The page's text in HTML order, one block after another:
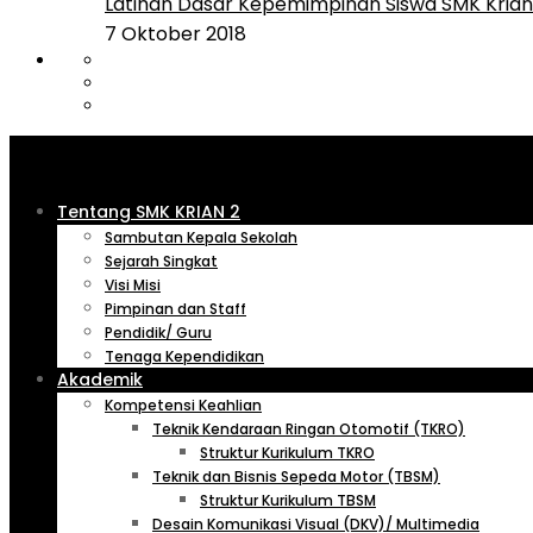
7 Oktober 2018
Tentang SMK KRIAN 2
Sambutan Kepala Sekolah
Sejarah Singkat
Visi Misi
Pimpinan dan Staff
Pendidik/ Guru
Tenaga Kependidikan
Akademik
Kompetensi Keahlian
Teknik Kendaraan Ringan Otomotif (TKRO)
Struktur Kurikulum TKRO
Teknik dan Bisnis Sepeda Motor (TBSM)
Struktur Kurikulum TBSM
Desain Komunikasi Visual (DKV)/ Multimedia